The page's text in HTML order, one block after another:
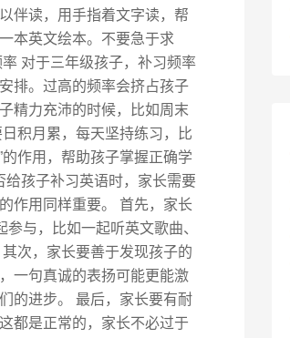
伴读，用手指着文字读，帮
本英文绘本。不要急于求
对于三年级孩子，补习频率
排。过高的频率会挤占孩子
精力充沛的时候，比如周末
积月累，每天坚持练习，比
作用，帮助孩子掌握正确学
给孩子补习英语时，家长需要
作用同样重要。 首先，家长
与，比如一起听英文歌曲、
次，家长要善于发现孩子的
一句真诚的表扬可能更能激
的进步。 最后，家长要有耐
都是正常的，家长不必过于